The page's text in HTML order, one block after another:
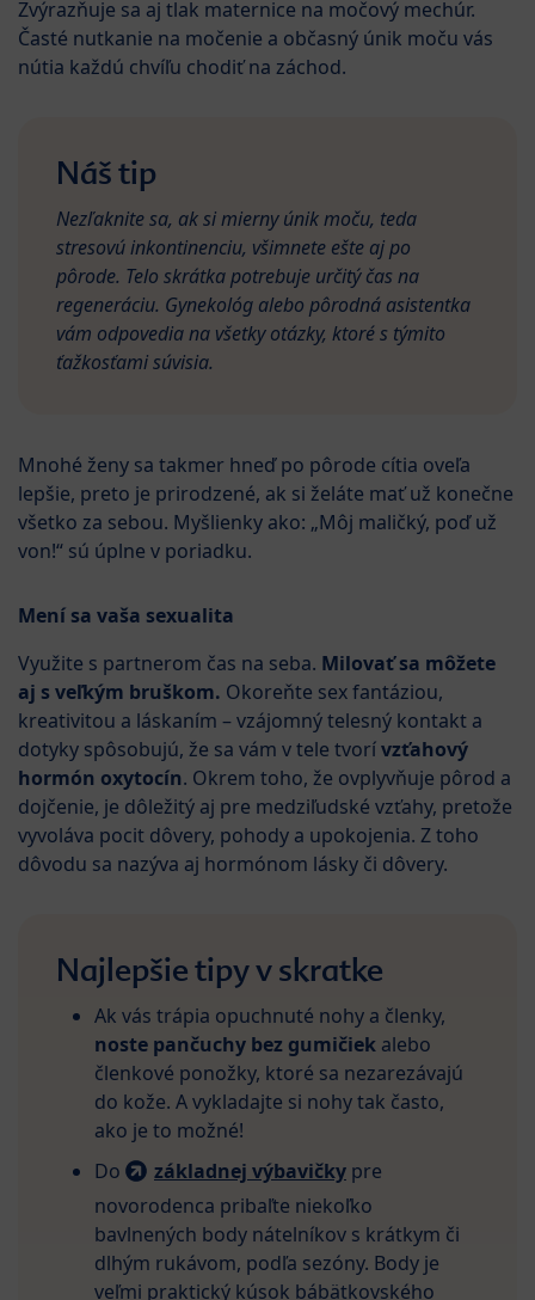
Zvýrazňuje sa aj tlak maternice na močový mechúr.
Časté nutkanie na močenie a občasný únik moču vás
nútia každú chvíľu chodiť na záchod.
Náš tip
Nezľaknite sa, ak si mierny únik moču, teda
stresovú inkontinenciu, všimnete ešte aj po
pôrode. Telo skrátka potrebuje určitý čas na
regeneráciu. Gynekológ alebo pôrodná asistentka
vám odpovedia na všetky otázky, ktoré s týmito
ťažkosťami súvisia.
Mnohé ženy sa takmer hneď po pôrode cítia oveľa
lepšie, preto je prirodzené, ak si želáte mať už konečne
všetko za sebou. Myšlienky ako: „Môj maličký, poď už
von!“ sú úplne v poriadku.
Mení sa vaša sexualita
Využite s partnerom čas na seba. Milovať sa môžete
aj s veľkým bruškom. Okoreňte sex fantáziou,
kreativitou a láskaním – vzájomný telesný kontakt a
dotyky spôsobujú, že sa vám v tele tvorívzťahový
hormón oxytocín. Okrem toho, že ovplyvňuje pôrod a
dojčenie, je dôležitý aj pre medziľudské vzťahy, pretože
vyvoláva pocit dôvery, pohody a upokojenia. Z toho
dôvodu sa nazýva aj hormónom lásky či dôvery.
Najlepšie tipy v skratke
Ak vás trápia opuchnuté nohy a členky,
noste pančuchy bez gumičiek alebo
členkové ponožky, ktoré sa nezarezávajú
do kože. A vykladajte si nohy tak často,
ako je to možné!
Do
základnej výbavičky pre
novorodenca pribaľte niekoľko
bavlnených body nátelníkov s krátkym či
dlhým rukávom, podľa sezóny. Body je
veľmi praktický kúsok bábätkovského